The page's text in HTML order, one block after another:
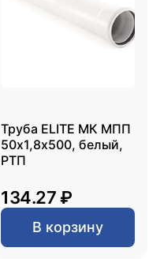
Труба ELITE МК МПП
50х1,8х500, белый,
РТП
134.27 ₽
В корзину